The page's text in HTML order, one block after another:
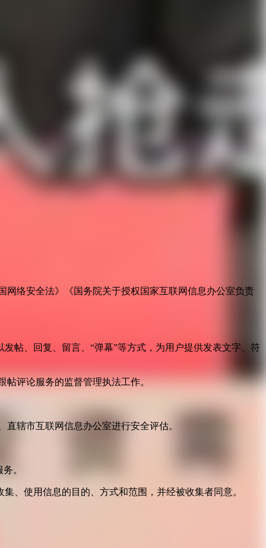
络安全法》《国务院关于授权国家互联网信息办公室负责
帖、回复、留言、“弹幕”等方式，为用户提供发表文字、符
帖评论服务的监督管理执法工作。
辖市互联网信息办公室进行安全评估。
。
、使用信息的目的、方式和范围，并经被收集者同意。